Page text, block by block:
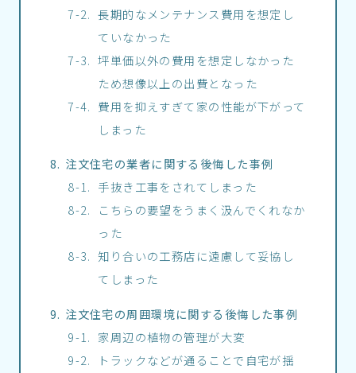
長期的なメンテナンス費用を想定し
ていなかった
坪単価以外の費用を想定しなかった
ため想像以上の出費となった
費用を抑えすぎて家の性能が下がって
しまった
注文住宅の業者に関する後悔した事例
手抜き工事をされてしまった
こちらの要望をうまく汲んでくれなか
った
知り合いの工務店に遠慮して妥協し
てしまった
注文住宅の周囲環境に関する後悔した事例
家周辺の植物の管理が大変
トラックなどが通ることで自宅が揺